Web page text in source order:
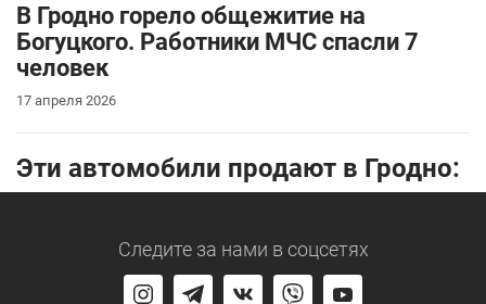
В Гродно горело общежитие на
Богуцкого. Работники МЧС спасли 7
человек
17 апреля 2026
Эти автомобили продают в Гродно:
Следите за нами в соцсетях